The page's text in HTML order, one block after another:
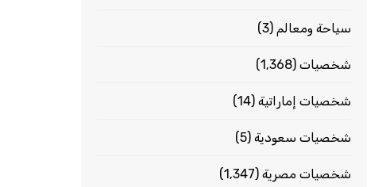
سياحة ومعالم (3)
شخصيات (1٬368)
شخصيات إماراتية (14)
شخصيات سعودية (5)
شخصيات مصرية (1٬347)